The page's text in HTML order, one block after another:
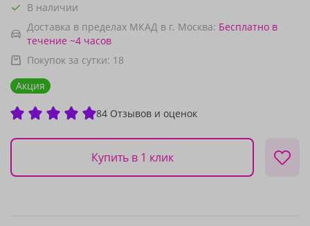
В наличии
Доставка в пределах МКАД в г. Москва: Бесплатно в
течение ~4 часов
Покупок за сутки: 18
Акция
84 Отзывов и оценок
Купить в 1 клик